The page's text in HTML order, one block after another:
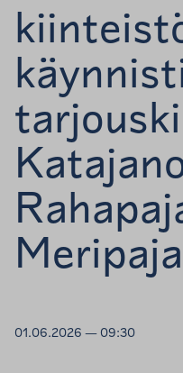
01.06.2026 — 09:30